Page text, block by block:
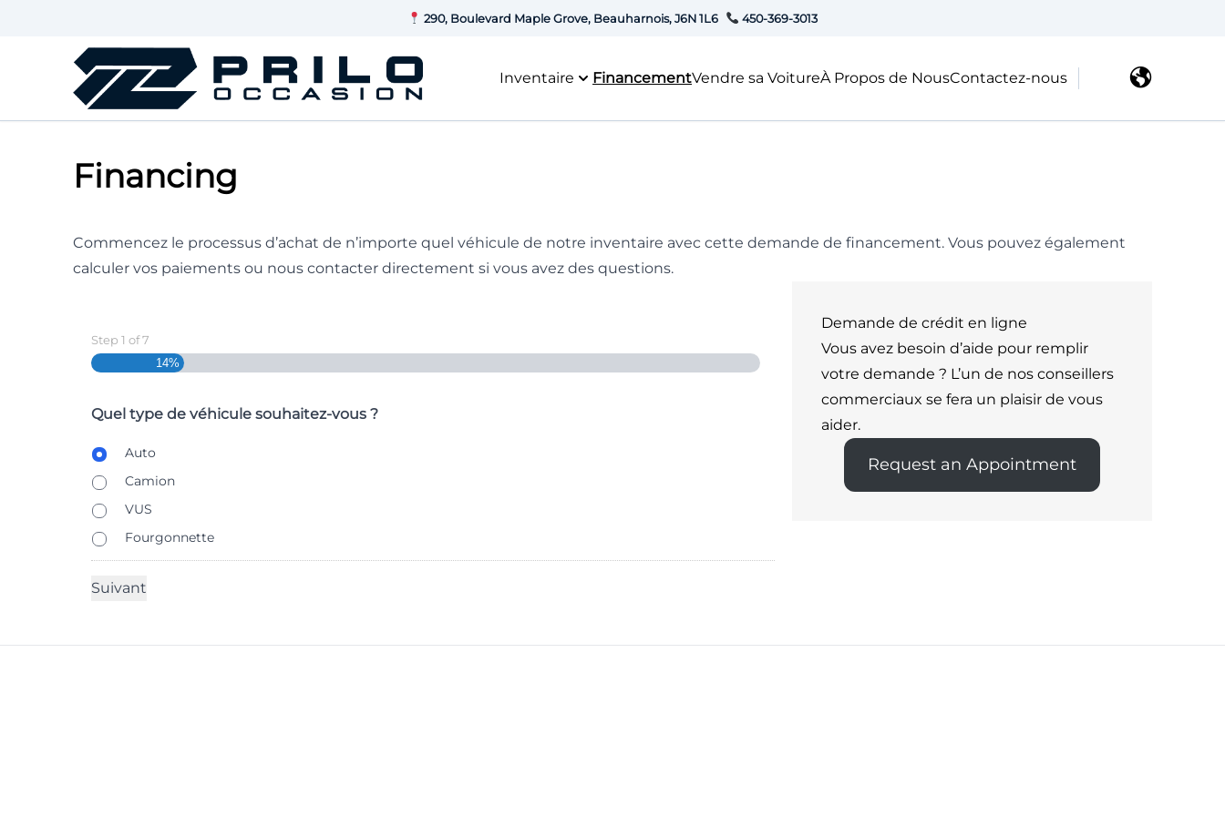
290, Boulevard Maple Grove, Beauharnois, J6N 1L6 450-369-3013
Inventaire FinancementVendre sa VoitureÀ Propos de NousContactez-nous
Financing
Commencez le processus d’achat de n’importe quel véhicule de notre inventaire avec cette demande de financement. Vous pouvez également
calculer vos paiements ou nous contacter directement si vous avez des questions.
Step 1 of7
14%
Quel type de véhicule souhaitez-vous ?
B
d
y
T
y
p
Auto
Camion
VUS
Fourgonnette
Demande de crédit en ligne
Vous avez besoin d’aide pour remplir
votre demande ? L’un de nos conseillers
commerciaux se fera un plaisir de vous
aider.
Request an Appointment